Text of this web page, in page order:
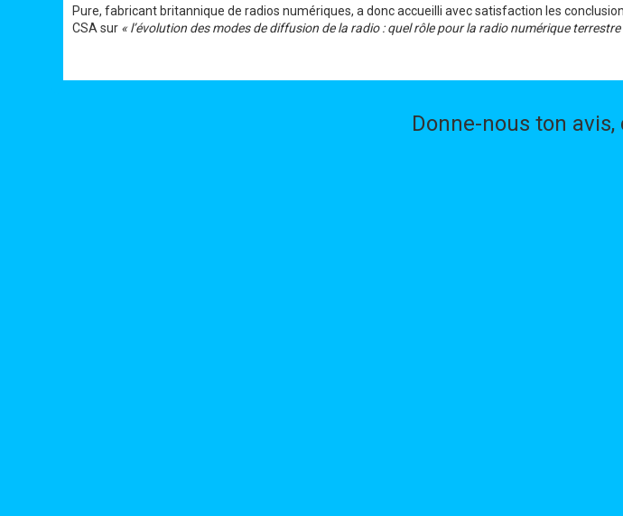
Pure, fabricant britannique de radios numériques, a donc accueilli avec satisfaction les
CSA sur « l’évolution des modes de diffusion de la radio : quel rôle pour la radio numérique terrestre
Donne-nous ton